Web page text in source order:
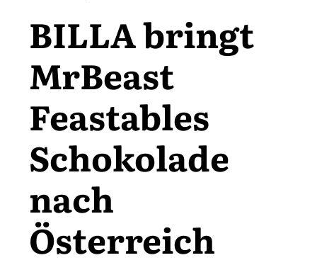
Kontakt
BILLA bringt
MrBeast
Feastables
Schokolade
nach
Österreich